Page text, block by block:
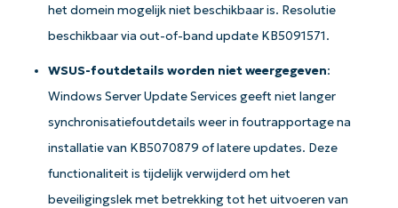
het domein mogelijk niet beschikbaar is. Resolutie
beschikbaar via out-of-band update KB5091571.
WSUS-foutdetails worden niet weergegeven:
Windows Server Update Services geeft niet langer
synchronisatiefoutdetails weer in foutrapportage na
installatie van KB5070879 of latere updates. Deze
functionaliteit is tijdelijk verwijderd om het
beveiligingslek met betrekking tot het uitvoeren van
Aan de slag met NinjaOne AI-
gestuurde KB-analyses!
First
name*
Business
email*